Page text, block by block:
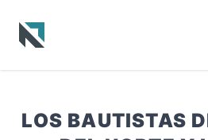
LOS BAUTISTAS